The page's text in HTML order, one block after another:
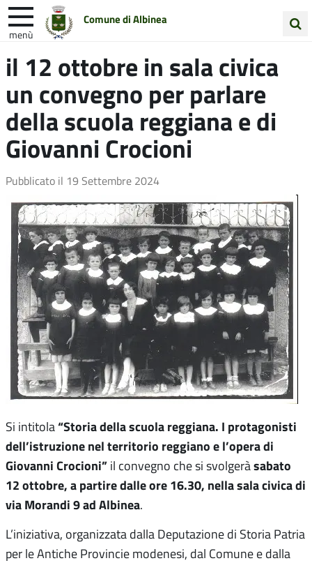
Comune di Albinea
menù
sito
Entra in Comune Vivi Albinea
Unione Colline Matildiche
il 12 ottobre in sala civica
un convegno per parlare
della scuola reggiana e di
Giovanni Crocioni
Pubblicato il 19 Settembre 2024
Si intitola“Storia della scuola reggiana. I protagonisti
dell’istruzione nel territorio reggiano e l’opera di
Giovanni Crocioni” il convegno che si svolgeràsabato
12 ottobre, a partire dalle ore 16.30, nella sala civica di
via Morandi 9 ad Albinea.
L’iniziativa, organizzata dalla Deputazione di Storia Patria
per le Antiche Provincie modenesi, dal Comune e dalla